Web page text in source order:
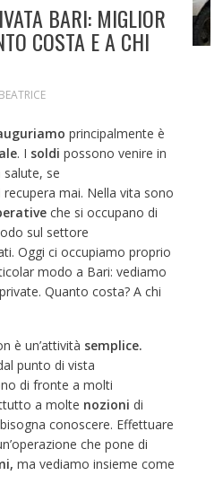
BARI: MIGLIOR
COSTA E A CHI
BEATRICE
principalmente è
. I soldi possono venire in
salute, se
recupera mai. Nella vita sono
che si occupano di
sul settore
Oggi ci occupiamo proprio
modo a Bari: vediamo
Quanto costa? A chi
è un’attività semplice.
punto di vista
di fronte a molti
a molte nozioni di
conoscere. Effettuare
che pone di
ma vediamo insieme come